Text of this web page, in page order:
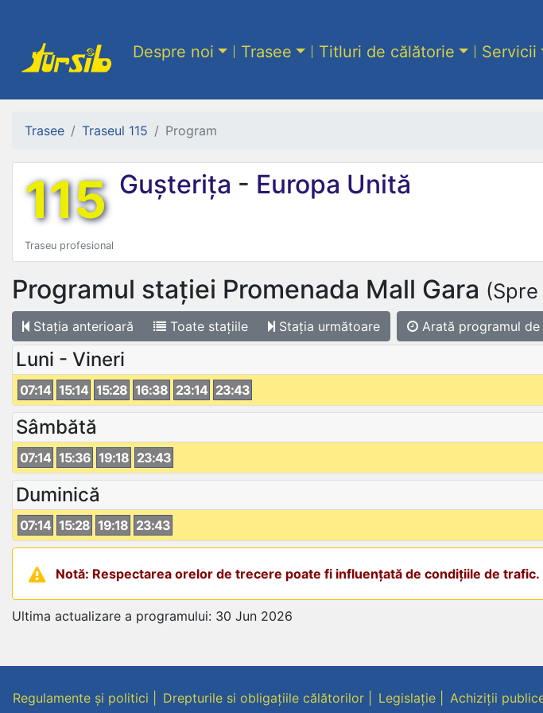
Despre noi Trasee Titluri de călătorie Servicii
Trasee Traseul 115 Program
115 Gușterița - Europa Unită
Traseu profesional
Programul stației Promenada Mall Gara
Stația anterioară Toate stațiile Stația următoare Arată programul de
Luni - Vineri
07:14 15:14 15:28 16:38 23:14 23:43
Sâmbătă
07:14 15:36 19:18 23:43
Duminică
07:14 15:28 19:18 23:43
Notă: Respectarea orelor de trecere poate fi influențată de condițiile de trafic.
Ultima actualizare a programului: 30 Jun 2026
Regulamente și politici Drepturile si obligațiile călătorilor Legislație Achiziții